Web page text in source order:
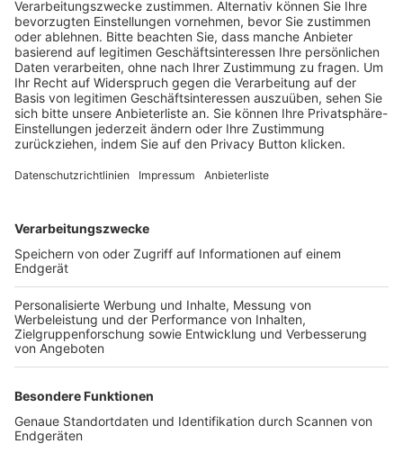
Schulungsangebot Vereinsmitarbeiter
BFV-Geschäftsstellen
Trainerbörse
Login SpielPlus
FOLGE DEM BFV
TOP-VEREINE
TOP-PARTNER